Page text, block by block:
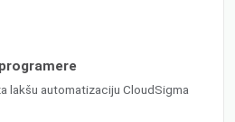
lakšu automatizaciju CloudSigma